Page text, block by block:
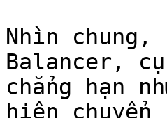
Nhìn
Balancer,
chẳng hạn
hiện